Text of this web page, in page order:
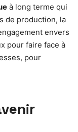
à long terme qui
de production, la
envers
pour faire face à
pour